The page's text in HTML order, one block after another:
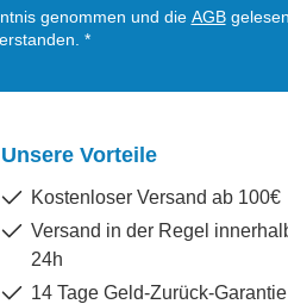
genommen und die AGB
*
Unsere Vorteile
Kostenloser Versand ab 100€
Versand in der Regel
24h
14 Tage Geld-Zurück-